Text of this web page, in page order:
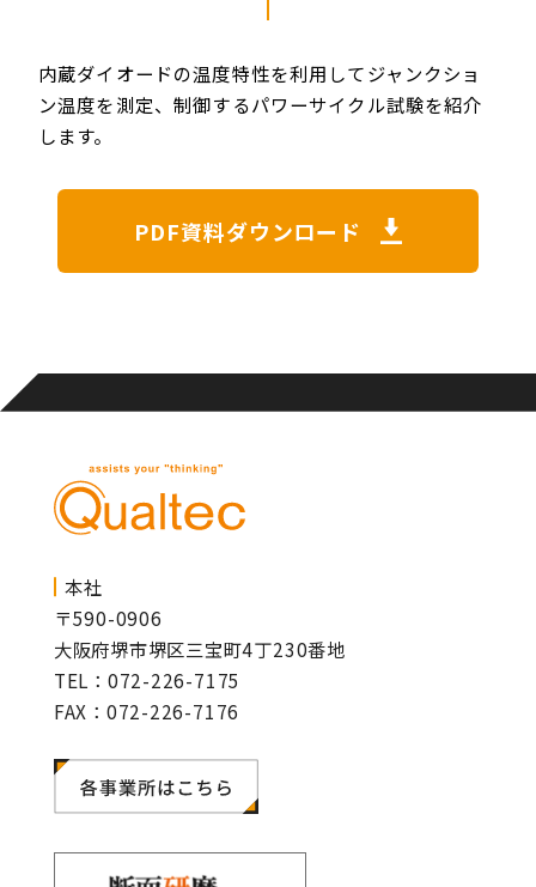
内蔵ダイオードの温度特性を利用してジャンクショ
ン温度を測定、制御するパワーサイクル試験を紹介
します。
PDF資料ダウンロード
本社
〒590-0906
大阪府堺市堺区三宝町4丁230番地
TEL：072-226-7175
FAX：072-226-7176